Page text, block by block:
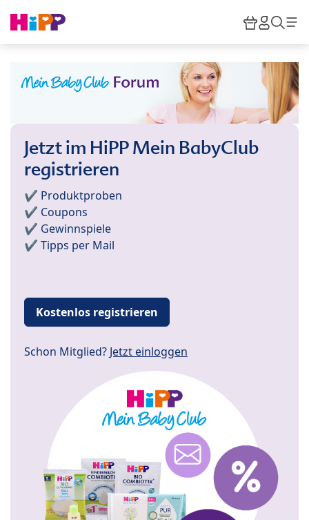
HiPP
Jetzt im HiPP Mein BabyClub
registrieren
✔️ Produktproben
✔️ Coupons
✔️ Gewinnspiele
✔️ Tipps per Mail
Kostenlos registrieren
Schon Mitglied? Jetzt einloggen